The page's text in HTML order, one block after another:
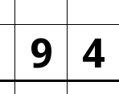
9 4